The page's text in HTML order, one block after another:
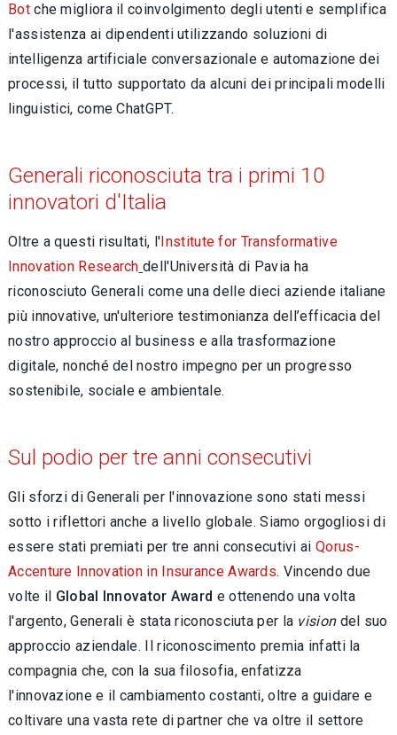
Botche migliora il coinvolgimento degli utenti e semplifica
l'assistenza ai dipendenti utilizzando soluzioni di
intelligenza artificiale conversazionale e automazione dei
processi, il tutto supportato da alcuni dei principali modelli
linguistici, come ChatGPT.
Generali riconosciuta tra i primi 10
innovatori d'Italia
Oltre a questi risultati, l'Institute for Transformative
Innovation Research dell'Università di Pavia ha
riconosciuto Generali come una delle dieci aziende italiane
più innovative, un'ulteriore testimonianza dell’efficacia del
nostro approccio al business e alla trasformazione
digitale, nonché del nostro impegno per un progresso
sostenibile, sociale e ambientale.
Sul podio per tre anni consecutivi
Gli sforzi di Generali per l'innovazione sono stati messi
sotto i riflettori anche a livello globale. Siamo orgogliosi di
essere stati premiati per tre anni consecutivi ai Qorus-
Accenture Innovation in Insurance Awards. Vincendo due
volte il Global Innovator Award e ottenendo una volta
l'argento, Generali è stata riconosciuta per la visiondel suo
approccio aziendale. Il riconoscimento premia infatti la
compagnia che, con la sua filosofia, enfatizza
l'innovazione e il cambiamento costanti, oltre a guidare e
coltivare una vasta rete di partner che va oltre il settore